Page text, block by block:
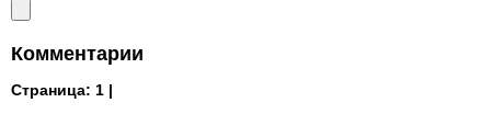
Комментарии
Страница: 1 |